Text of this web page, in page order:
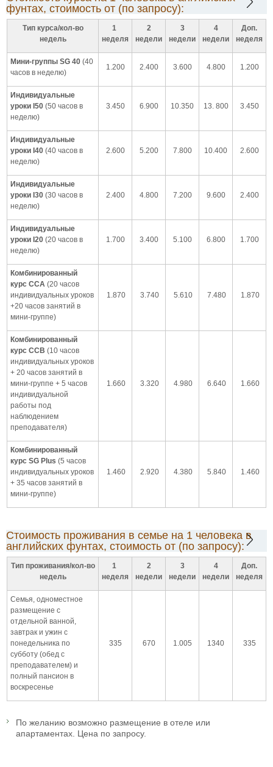
фунтах, стоимость от (по запросу):
Тип курса/кол-во
недель
1
неделя
2
недели
3
недели
4
недели
Доп.
неделя
Мини-группы SG 40 (40
часов в неделю)
1.200 2.400 3.600 4.800 1.200
Индивидуальные
уроки I50 (50 часов в
неделю)
3.450 6.900 10.350 13. 800 3.450
Индивидуальные
уроки I40 (40 часов в
неделю)
2.600 5.200 7.800 10.400 2.600
Индивидуальные
уроки I30 (30 часов в
неделю)
2.400 4.800 7.200 9.600 2.400
Индивидуальные
уроки I20 (20 часов в
неделю)
1.700 3.400 5.100 6.800 1.700
Комбинированный
курс CCA (20 часов
индивидуальных уроков
+20 часов занятий в
мини-группе)
1.870 3.740 5.610 7.480 1.870
Комбинированный
курс CCB (10 часов
индивидуальных уроков
+ 20 часов занятий в
мини-группе + 5 часов
индивидуальной
работы под
наблюдением
преподавателя)
1.660 3.320 4.980 6.640 1.660
Комбинированный
курс SG Plus (5 часов
индивидуальных уроков
+ 35 часов занятий в
мини-группе)
1.460 2.920 4.380 5.840 1.460
Стоимость проживания в семье на 1 человека в
английских фунтах, стоимость от (по запросу):
Тип проживания/кол-во
недель
1
неделя
2
недели
3
недели
4
недели
Доп.
неделя
Семья, одноместное
размещение с
отдельной ванной,
завтрак и ужин с
понедельника по
субботу (обед с
преподавателем) и
полный пансион в
воскресенье
335 670 1.005 1340 335
По желанию возможно размещение в отеле или
апартаментах. Цена по запросу.